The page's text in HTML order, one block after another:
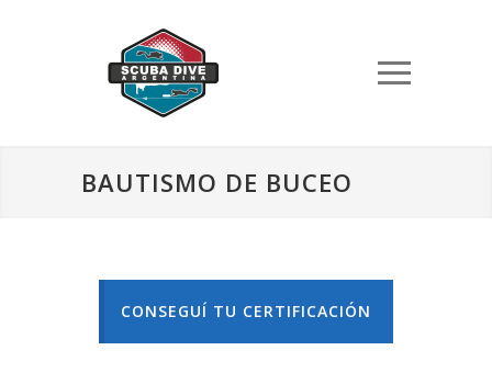
BAUTISMO DE BUCEO
CONSEGUÍ TU CERTIFICACIÓN